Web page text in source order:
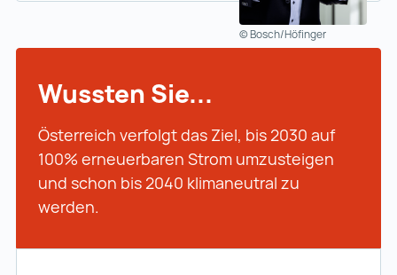
© Bosch/Höfinger
Wussten Sie...
Österreich verfolgt das Ziel, bis 2030 auf
100% erneuerbaren Strom umzusteigen
und schon bis 2040 klimaneutral zu
werden.